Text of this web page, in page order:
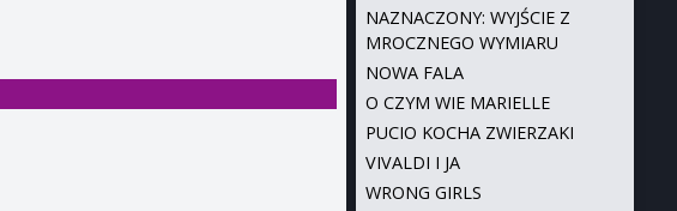
NAZNACZONY: WYJŚCIE Z
MROCZNEGO WYMIARU
NOWA FALA
O CZYM WIE MARIELLE
PUCIO KOCHA ZWIERZAKI
VIVALDI I JA
WRONG GIRLS